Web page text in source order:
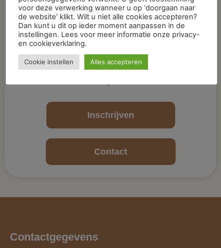
ons op per e-mail of
per telefoon tijdens kantoortijden op
telefoonnummer 024 360 33 35.
Bent u nog geen patiënt bij ons?
Van harte welkom, schrijf uzelf dan online in via
Inschrijven
Contact
Contactgegevens
voor deze verwerking wanneer u op ‘doorgaan naar
de website’ klikt. Wilt u niet alle cookies accepteren?
Dan kunt u dit op ieder moment aanpassen in de
instellingen. Lees voor meer informatie onze privacy-
en cookieverklaring.
Cookie instellen Alles accepteren